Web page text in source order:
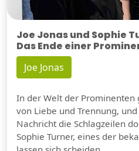
Joe Jonas und Sophie
Das Ende einer
Joe Jonas
In der Welt der Prominenten
von Liebe und Trennung,
Nachricht die Schlagzeilen
Sophie Turner, eines der